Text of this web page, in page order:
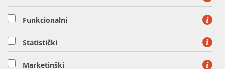
HEP OPSKRBA d.o.o. - član HEP grupe, Ulica grada Vukovara
Funkcionalni
Statistički
Marketinški